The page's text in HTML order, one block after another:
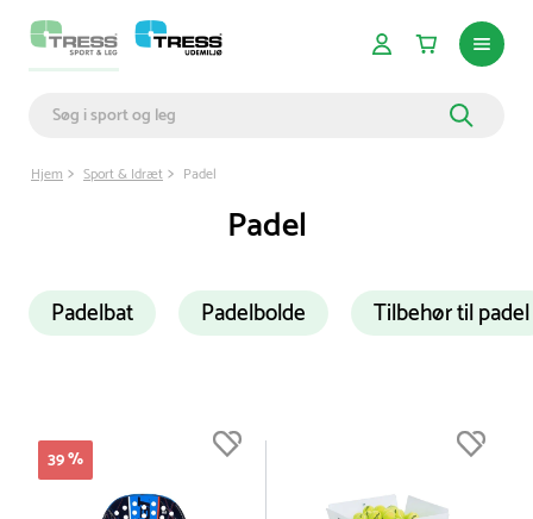
Hjem Sport & Idræt Padel
Padel
Padelbat Padelbolde Tilbehør til padel
39 %